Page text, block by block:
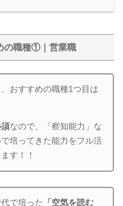
の職種①｜営業職
おすすめの職種1つ目は
なので、「察知能力」な
培ってきた能力をフル活
す！！
で培った 「空気を読む